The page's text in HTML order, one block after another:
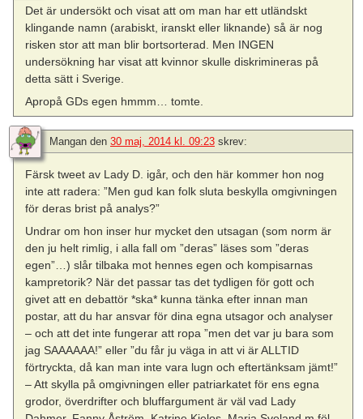
Det är undersökt och visat att om man har ett utländskt
klingande namn (arabiskt, iranskt eller liknande) så är nog
risken stor att man blir bortsorterad. Men INGEN
undersökning har visat att kvinnor skulle diskrimineras på
detta sätt i Sverige.
Apropå GDs egen hmmm… tomte.
Mangan den 30 maj, 2014 kl. 09:23 skrev:
Färsk tweet av Lady D. igår, och den här kommer hon nog
inte att radera: ”Men gud kan folk sluta beskylla omgivningen
för deras brist på analys?”
Undrar om hon inser hur mycket den utsagan (som norm är
den ju helt rimlig, i alla fall om ”deras” läses som ”deras
egen”…) slår tilbaka mot hennes egen och kompisarnas
kampretorik? När det passar tas det tydligen för gott och
givet att en debattör *ska* kunna tänka efter innan man
postar, att du har ansvar för dina egna utsagor och analyser
– och att det inte fungerar att ropa ”men det var ju bara som
jag SAAAAAA!” eller ”du får ju väga in att vi är ALLTID
förtryckta, då kan man inte vara lugn och eftertänksam jämt!”
– Att skylla på omgivningen eller patriarkatet för ens egna
grodor, överdrifter och bluffargument är väl vad Lady